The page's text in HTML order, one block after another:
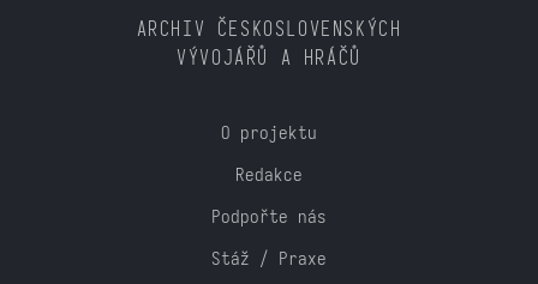
ARCHIV ČESKOSLOVENSKÝCH
VÝVOJÁŘŮ A HRÁČŮ
O projektu
Redakce
Podpořte nás
Stáž / Praxe